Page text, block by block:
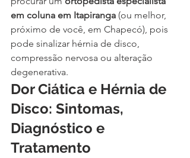
em coluna em Itapiranga (ou melhor,
próximo de você, em Chapecó), pois
pode sinalizar hérnia de disco,
compressão nervosa ou alteração
degenerativa.
Dor Ciática e Hérnia de
Disco: Sintomas,
Diagnóstico e
Tratamento